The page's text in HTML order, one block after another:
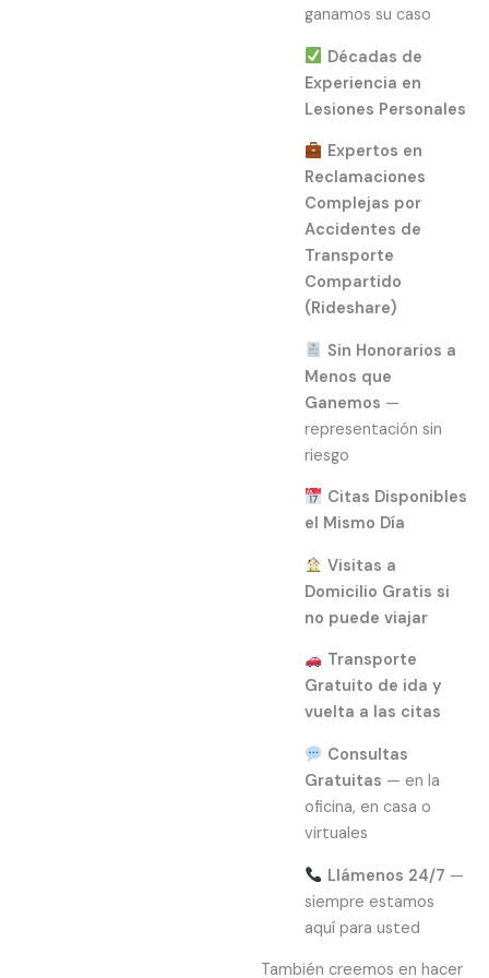
ganamos su caso
Décadas de
Experiencia en
Lesiones Personales
Expertos en
Reclamaciones
Complejas por
Accidentes de
Transporte
Compartido
(Rideshare)
Sin Honorarios a
Menos que
Ganemos —
representación sin
riesgo
Citas Disponibles
el Mismo Día
Visitas a
Domicilio Gratis si
no puede viajar
Transporte
Gratuito de ida y
vuelta a las citas
Consultas
Gratuitas — en la
oficina, en casa o
virtuales
Llámenos 24/7 —
siempre estamos
aquí para usted
También creemos en hacer